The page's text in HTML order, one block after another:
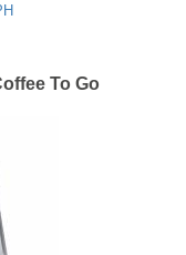
To Go